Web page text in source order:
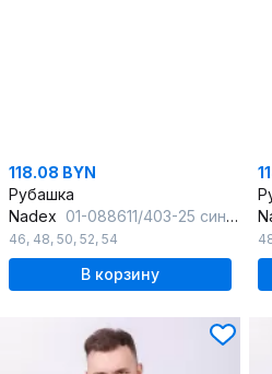
118.08 BYN
Рубашка
Nadex 01-088611/403-25 сине-белый
46, 48, 50, 52, 54
В корзину